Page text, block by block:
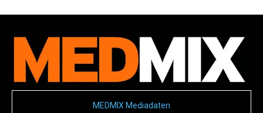
MEDMIX Mediadaten